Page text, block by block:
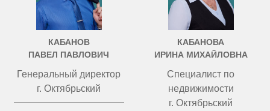
КАБАНОВ
ПАВЕЛ ПАВЛОВИЧ
Генеральный директор
г. Октябрьский
КАБАНОВА
ИРИНА МИХАЙЛОВНА
Специалист по
недвижимости
г. Октябрьский